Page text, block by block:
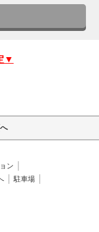
▼
ン
駐車場